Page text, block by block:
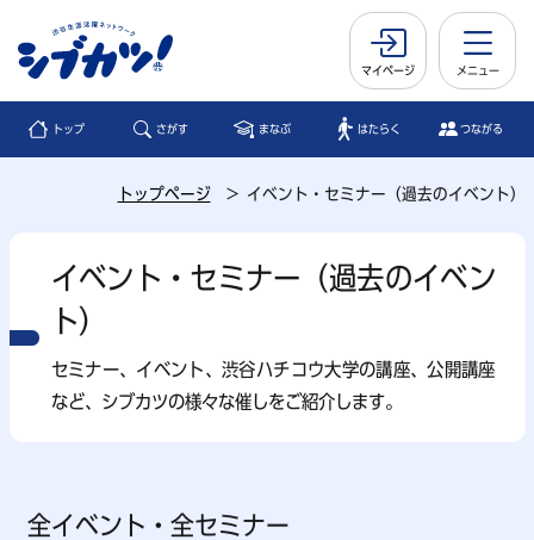
マイページ メニュー
トップ さがす まなぶ はたらく つながる
トップページ イベント・セミナー（過去のイベント）
イベント・セミナー（過去のイベン
ト）
セミナー、イベント、渋⾕ハチコウ⼤学の講座、公開講座
など、シブカツの様々な催しをご紹介します。
全イベント・全セミナー